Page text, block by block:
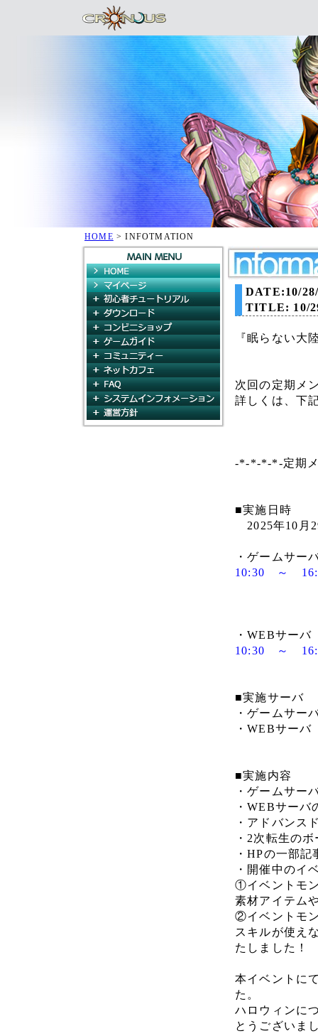
HOME > INFOTMATION
マイページ
初心者チュートリアル
ダウンロード
ゲームガイド
FAQ
システムインフォメー
DATE:10/
TITLE: 10/
『眠らない大
次回の定期メ
詳しくは、下
-*-*-*-*-定期
■実施日時
2025年10月
・ゲームサー
10:30 ～
・WEBサーバ
10:30 ～
■実施サーバ
・ゲームサー
・WEBサーバ
■実施内容
・ゲームサー
・WEBサー
・アドバンス
・2次転生の
・HPの一部記
・開催中のイ
①イベントモ
素材アイテム
②イベントモ
スキルが使え
たしました！
本イベントに
た。
ハロウィンに
とうございま